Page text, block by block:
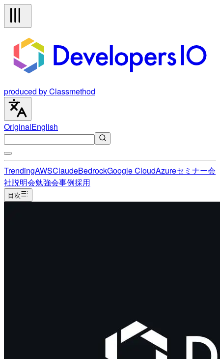
produced by Classmethod
OriginalEnglish
TrendingAWSClaudeBedrockGoogle CloudAzureセミナー会
社説明会勉強会事例採用
目次